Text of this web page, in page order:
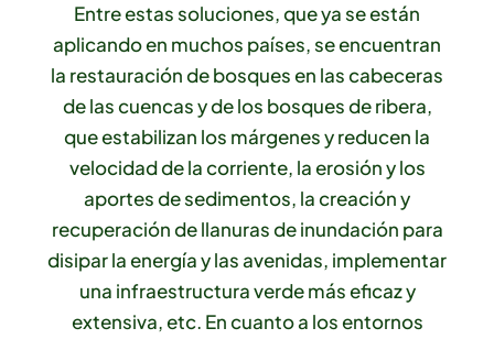
Entre estas soluciones, que ya se están
aplicando en muchos países, se encuentran
la restauración de bosques en las cabeceras
de las cuencas y de los bosques de ribera,
que estabilizan los márgenes y reducen la
velocidad de la corriente, la erosión y los
aportes de sedimentos, la creación y
recuperación de llanuras de inundación para
disipar la energía y las avenidas, implementar
una infraestructura verde más eficaz y
extensiva, etc. En cuanto a los entornos